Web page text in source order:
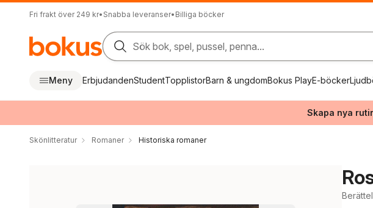
Fri frakt över 249 kr• Snabba leveranser• Billiga böcker
Sök bok, spel, pussel, penna...
Meny ErbjudandenStudentTopplistorBarn & ungdomBokus PlayE-böcker
Skapa nya
Skönlitteratur Romaner Historiska romaner